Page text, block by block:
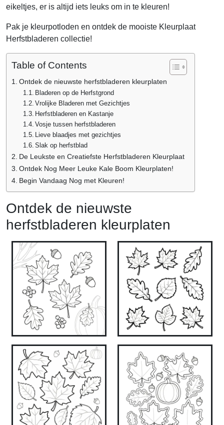
eikeltjes, er is altijd iets leuks om in te kleuren!
Pak je kleurpotloden en ontdek de mooiste Kleurplaat
Herfstbladeren collectie!
Table of Contents
Ontdek de nieuwste herfstbladeren kleurplaten
Bladeren op de Herfstgrond
Vrolijke Bladeren met Gezichtjes
Herfstbladeren en Kastanje
Vosje tussen herfstbladeren
Lieve blaadjes met gezichtjes
Slak op herfstblad
De Leukste en Creatiefste Herfstbladeren Kleurplaat
Ontdek Nog Meer Leuke Kale Boom Kleurplaten!
Begin Vandaag Nog met Kleuren!
Ontdek de nieuwste
herfstbladeren kleurplaten